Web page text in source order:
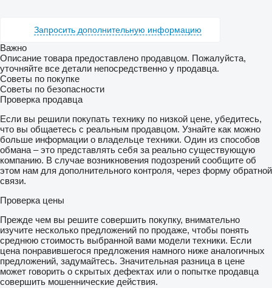
Запросить дополнительную информацию
Важно
Описание товара предоставлено продавцом. Пожалуйста,
уточняйте все детали непосредственно у продавца.
Советы по покупке
Советы по безопасности
Проверка продавца
Если вы решили покупать технику по низкой цене, убедитесь,
что вы общаетесь с реальным продавцом. Узнайте как можно
больше информации о владельце техники. Один из способов
обмана – это представлять себя за реально существующую
компанию. В случае возникновения подозрений сообщите об
этом нам для дополнительного контроля, через форму обратной
связи.
Проверка цены
Прежде чем вы решите совершить покупку, внимательно
изучите несколько предложений по продаже, чтобы понять
среднюю стоимость выбранной вами модели техники. Если
цена понравившегося предложения намного ниже аналогичных
предложений, задумайтесь. Значительная разница в цене
может говорить о скрытых дефектах или о попытке продавца
совершить мошеннические действия.